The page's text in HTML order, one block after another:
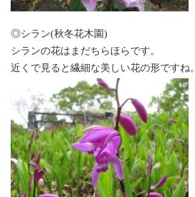
◎シラン(秋冬花木園)
シランの花はまだちらほらです。
近くで見ると繊細な美しい花の形ですね。